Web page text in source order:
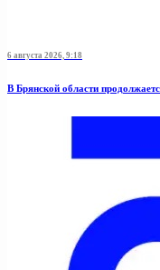
6 августа 2026, 9:18
В Брянской области